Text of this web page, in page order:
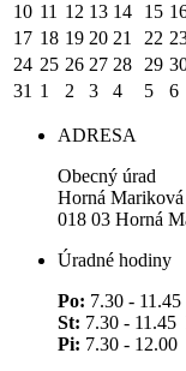
10 11 12 13 14 15
17 18 19 20 21 22
24 25 26 27 28 29
31 1 2 3 4 5 6
ADRESA
Obecný úrad
Horná
018 03 Horná
Úradné hodiny
Po: 7.30 -
St: 7.30 -
Pi: 7.30 -